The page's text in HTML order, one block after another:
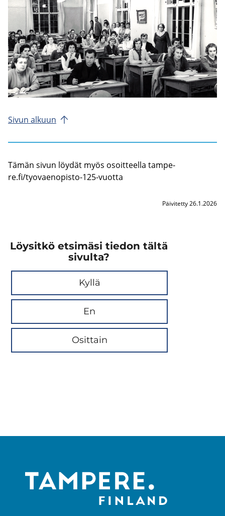
Sivun al­kuun
Tämän sivun löy­dät myös osoit­teel­la tam­pe­
re.fi/tyovaenopisto-​125-​vuotta
Päivitetty 26.1.2026
Löysitkö etsimäsi tiedon tältä
sivulta?
Kyllä
En
Osittain